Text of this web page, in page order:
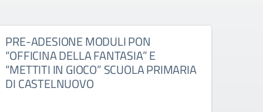
PRE-ADESIONE MODULI PON
“OFFICINA DELLA FANTASIA” E
“METTITI IN GIOCO” SCUOLA PRIMARIA
DI CASTELNUOVO